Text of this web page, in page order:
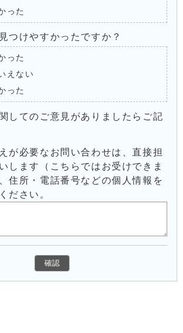
った
つけやすかったですか？
った
えない
った
してのご意見がありましたらご記
が必要なお問い合わせは、直接担
します（こちらではお受けできま
住所・電話番号などの個人情報を
ださい。